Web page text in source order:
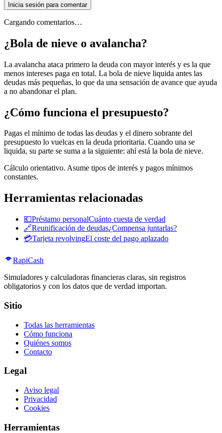
Inicia sesión para comentar
Cargando comentarios…
¿Bola de nieve o avalancha?
La avalancha ataca primero la deuda con mayor interés y es la que
menos intereses paga en total. La bola de nieve liquida antes las
deudas más pequeñas, lo que da una sensación de avance que ayuda
a no abandonar el plan.
¿Cómo funciona el presupuesto?
Pagas el mínimo de todas las deudas y el dinero sobrante del
presupuesto lo vuelcas en la deuda prioritaria. Cuando una se
liquida, su parte se suma a la siguiente: ahí está la bola de nieve.
Cálculo orientativo. Asume tipos de interés y pagos mínimos
constantes.
Herramientas relacionadas
💶Préstamo personalCuánto cuesta de verdad
🔗Reunificación de deudas¿Compensa juntarlas?
💳Tarjeta revolvingEl coste del pago aplazado
RapiCash
Simuladores y calculadoras financieras claras, sin registros
obligatorios y con los datos que de verdad importan.
Sitio
Todas las herramientas
Cómo funciona
Quiénes somos
Contacto
Legal
Aviso legal
Privacidad
Cookies
Herramientas